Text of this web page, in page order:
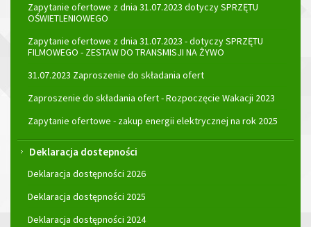
Zapytanie ofertowe z dnia 31.07.2023 dotyczy SPRZĘTU
OŚWIETLENIOWEGO
Zapytanie ofertowe z dnia 31.07.2023 - dotyczy SPRZĘTU
FILMOWEGO - ZESTAW DO TRANSMISJI NA ŻYWO
31.07.2023 Zaproszenie do składania ofert
Zaproszenie do składania ofert - Rozpoczęcie Wakacji 2023
Zapytanie ofertowe - zakup energii elektrycznej na rok 2025
Deklaracja dostepności
Deklaracja dostępności 2026
Deklaracja dostępności 2025
Deklaracja dostępności 2024